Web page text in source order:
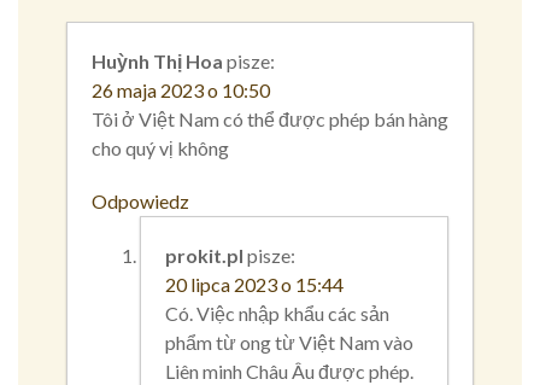
Huỳnh Thị Hoa pisze:
26 maja 2023 o 10:50
Tôi ở Việt Nam có thể được phép bán hàng
cho quý vị không
Odpowiedz
prokit.pl pisze:
20 lipca 2023 o 15:44
Có. Việc nhập khẩu các sản
phẩm từ ong từ Việt Nam vào
Liên minh Châu Âu được phép.